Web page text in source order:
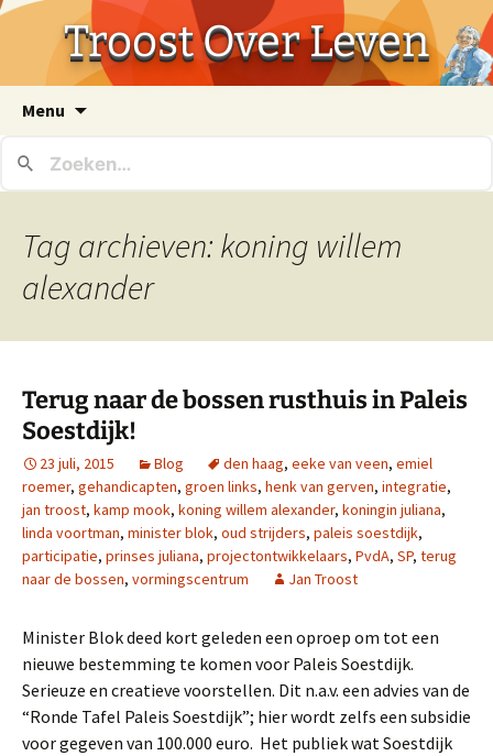
Troost Over Leven
Menu
inhoud
Tag archieven: koning willem
alexander
Terug naar de bossen rusthuis in Paleis
Soestdijk!
23 juli, 2015 Blog den haag, eeke van veen, emiel
roemer, gehandicapten, groen links, henk van gerven, integratie,
jan troost, kamp mook, koning willem alexander, koningin juliana,
linda voortman, minister blok, oud strijders, paleis soestdijk,
participatie, prinses juliana, projectontwikkelaars, PvdA, SP, terug
naar de bossen, vormingscentrum Jan Troost
Minister Blok deed kort geleden een oproep om tot een
nieuwe bestemming te komen voor Paleis Soestdijk.
Serieuze en creatieve voorstellen. Dit n.a.v. een advies van de
“Ronde Tafel Paleis Soestdijk”; hier wordt zelfs een subsidie
voor gegeven van 100.000 euro. Het publiek wat Soestdijk